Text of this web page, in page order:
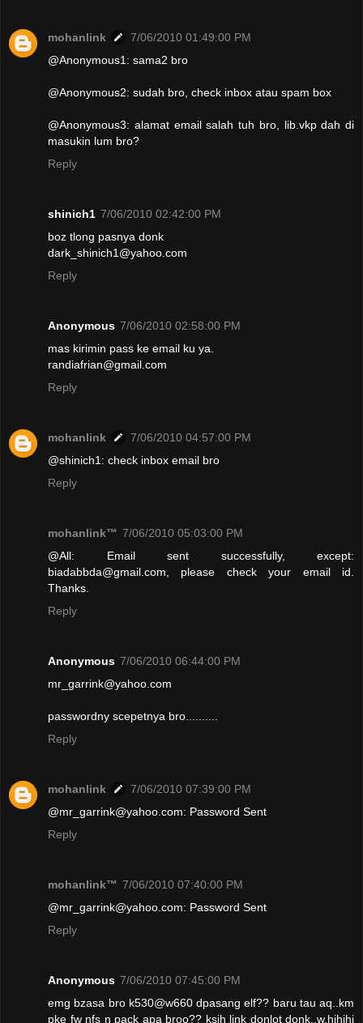
mohanlink
7/06/2010 01:49:00 PM
@Anonymous1: sama2 bro
@Anonymous2: sudah bro, check inbox atau spam box
@Anonymous3: alamat email salah tuh bro, lib.vkp dah di
masukin lum bro?
Reply
shinich1 7/06/2010 02:42:00 PM
boz tlong pasnya donk
dark_shinich1@yahoo.com
Reply
Anonymous 7/06/2010 02:58:00 PM
mas kirimin pass ke email ku ya.
randiafrian@gmail.com
Reply
mohanlink
7/06/2010 04:57:00 PM
@shinich1: check inbox email bro
Reply
mohanlink™ 7/06/2010 05:03:00 PM
@All: Email sent successfully, except:
biadabbda@gmail.com, please check your email id.
Thanks.
Reply
Anonymous 7/06/2010 06:44:00 PM
mr_garrink@yahoo.com
passwordny scepetnya bro..........
Reply
mohanlink
7/06/2010 07:39:00 PM
@mr_garrink@yahoo.com: Password Sent
Reply
mohanlink™ 7/06/2010 07:40:00 PM
@mr_garrink@yahoo.com: Password Sent
Reply
Anonymous 7/06/2010 07:45:00 PM
emg bzasa bro k530@w660 dpasang elf?? baru tau aq..km
pke fw nfs n pack apa broo?? ksih link donlot donk..w.hihihi